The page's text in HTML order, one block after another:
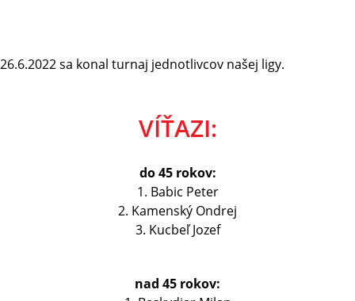
26.6.2022 sa konal turnaj jednotlivcov našej ligy.
VÍŤAZI:
do 45 rokov:
1. Babic Peter
2. Kamenský Ondrej
3. Kucbeľ Jozef
nad 45 rokov: